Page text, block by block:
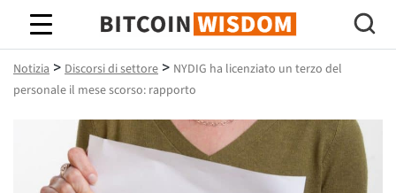
Saggezza Bitcoin
Notizia > Discorsi di settore > NYDIG ha licenziato un terzo del
personale il mese scorso: rapporto